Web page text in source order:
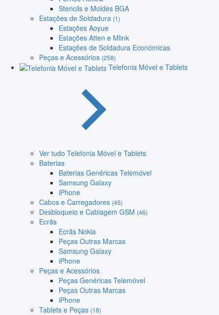
Stencils e Moldes BGA
Estações de Soldadura (1)
Estações Aoyue
Estações Atten e Mlink
Estações de Soldadura Económicas
Peças e Acessórios (258)
Telefonia Móvel e Tablets
Ver tudo Telefonia Móvel e Tablets
Baterias
Baterias Genéricas Telemóvel
Samsung Galaxy
iPhone
Cabos e Carregadores (45)
Desbloqueio e Cablagem GSM (46)
Ecrãs
Ecrãs Nokia
Peças Outras Marcas
Samsung Galaxy
iPhone
Peças e Acessórios
Peças Genéricas Telemóvel
Peças Outras Marcas
iPhone
Tablets e Peças (18)